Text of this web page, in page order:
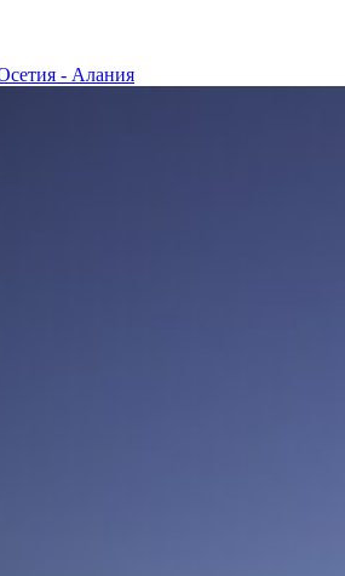
- Алания